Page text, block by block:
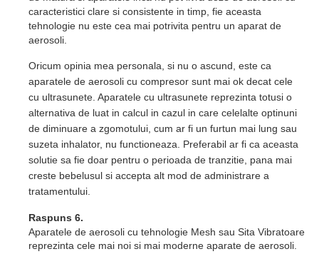
caracteristici clare si consistente in timp, fie aceasta
tehnologie nu este cea mai potrivita pentru un aparat de
aerosoli.
Oricum opinia mea personala, si nu o ascund, este ca
aparatele de aerosoli cu compresor sunt mai ok decat cele
cu ultrasunete. Aparatele cu ultrasunete reprezinta totusi o
alternativa de luat in calcul in cazul in care celelalte optinuni
de diminuare a zgomotului, cum ar fi un furtun mai lung sau
suzeta inhalator, nu functioneaza. Preferabil ar fi ca aceasta
solutie sa fie doar pentru o perioada de tranzitie, pana mai
creste bebelusul si accepta alt mod de administrare a
tratamentului.
Raspuns 6.
Aparatele de aerosoli cu tehnologie Mesh sau Sita Vibratoare
reprezinta cele mai noi si mai moderne aparate de aerosoli.